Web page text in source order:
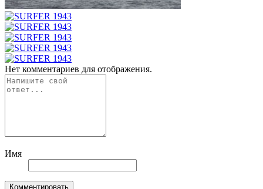
Нет комментариев для отображения.
Имя
Комментировать